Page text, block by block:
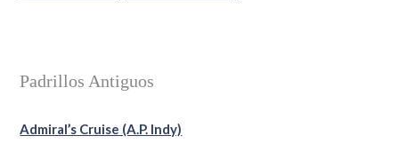
Padrillos Antiguos
Admiral’s Cruise (A.P. Indy)